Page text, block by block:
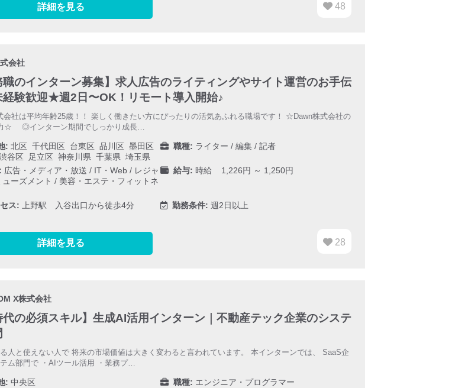
詳細を見る 48
会社
職のインターン募集】求人広告のライティングやサイト運営のお手伝
経験歓迎★週2日〜OK！リモート導入開始♪
会社は平均年齢25歳！！ 楽しく働きたい方にぴったりの活気あふれる職場です！ ☆Dawn株式会社の
☆ ◎インターン期間でしっかり成長…
: 北区 千代田区 台東区 品川区 墨田区
谷区 足立区 神奈川県 千葉県 埼玉県
職種: ライター / 編集 / 記者
広告・メディア・放送 / IT・Web/ レジャ
ーズメント / 美容・エステ・フィットネ
給与: 時給 1,226円 ～ 1,250円
ス: 上野駅 入谷出口から徒歩4分 勤務条件: 週2日以上
詳細を見る 28
X株式会社
代の必須スキル】生成AI活用インターン｜不動産テック企業のシステ
人と使えない人で 将来の市場価値は大きく変わると言われています。 本インターンでは、 SaaS企
ム部門で ・AIツール活用 ・業務プ…
: 中央区 職種: エンジニア・プログラマー